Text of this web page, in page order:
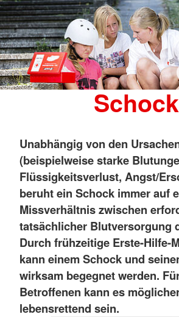
Schock
Unabhängig von den
(beispielweise starke
Flüssigkeitsverlust, Angst/
beruht ein Schock immer auf
Missverhältnis zwischen
tatsächlicher Blutversorgung
Durch frühzeitige Erste-Hilfe-
kann einem Schock und
wirksam begegnet werden.
Betroffenen kann es
lebensrettend sein.